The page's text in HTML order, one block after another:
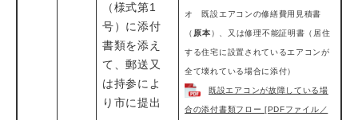
（様式第1
号）に添付
書類を添え
て、郵送又
は持参によ
り市に提出
オ 既設エアコンの修繕費用見積書
（ 原本）、又は修理不能証明書（居住
する住宅に設置されているエアコンが
全て壊れている場合に添付）
既設エアコンが故障している場
合の添付書類フロー [PDFファイル／